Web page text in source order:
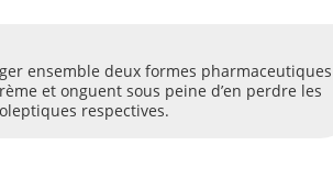
ensemble deux formes pharmaceutiques
et onguent sous peine d’en perdre les
respectives.